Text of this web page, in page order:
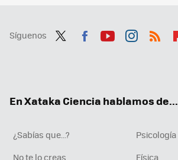
Síguenos
En Xataka Ciencia hablamos de...
¿Sabías que...?
Psicología
No te lo creas
Física